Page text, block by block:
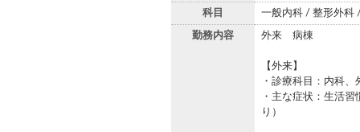
科目 一般内科 / 整形外科
勤務内容 外来 病棟
【外来】
・診療科目：内科
・主な症状：生活
り）